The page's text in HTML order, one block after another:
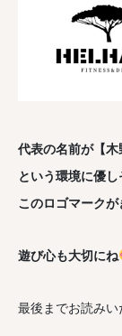
代表の名前が【木
という環境に優
このロゴマーク
遊び心も大切にね
最後までお読みい